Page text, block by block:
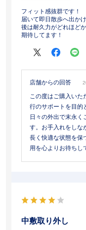
フィット感抜群です！
届いて即日散歩へ出かけ
後は耐久力がどれほど
期待してます！
店舗からの回答
この度はご購入い
行のサポートを目的
日々の外出で末永く
す。お手入れをしな
長く快適な状態を保
用を心よりお待ちし
中敷取り外し